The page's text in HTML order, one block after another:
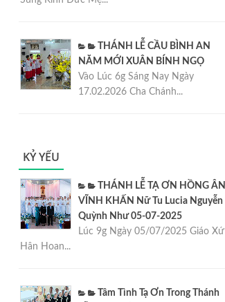
THÁNH LỄ CẦU BÌNH AN
NĂM MỚI XUÂN BÍNH NGỌ
Vào Lúc 6g Sáng Nay Ngày
17.02.2026 Cha Chánh...
KỶ YẾU
THÁNH LỄ TẠ ƠN HỒNG ÂN
VĨNH KHẤN Nữ Tu Lucia Nguyễn
Quỳnh Như 05-07-2025
Lúc 9g Ngày 05/07/2025 Giáo Xứ
Hân Hoan...
Tâm Tình Tạ Ơn Trong Thánh